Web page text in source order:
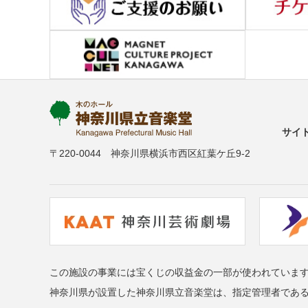
〒220-0044 神奈川県横浜市西区紅葉ケ丘9-2
サイ
この施設の事業には宝くじの収益金の一部が使われていま
神奈川県が設置した神奈川県立音楽堂は、指定管理者であ